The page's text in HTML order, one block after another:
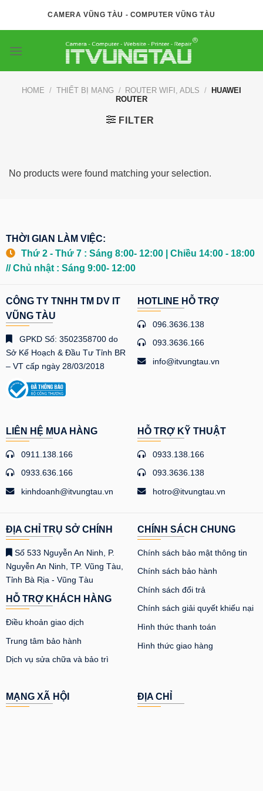
CAMERA VŨNG TÀU - COMPUTER VŨNG TÀU
HOME / THIẾT BỊ MẠNG / ROUTER WIFI, ADLS /
HUAWEI
ROUTER
FILTER
No products were found matching your selection.
THỜI GIAN LÀM VIỆC:
Thứ 2 - Thứ 7 : Sáng 8:00- 12:00 | Chiều 14:00 - 18:00
// Chủ nhật : Sáng 9:00- 12:00
CÔNG TY TNHH TM DV IT
VŨNG TÀU
GPKD Số: 3502358700 do
Sở Kế Hoạch & Đầu Tư Tỉnh BR
– VT cấp ngày 28/03/2018
HOTLINE HỖ TRỢ
096.3636.138
093.3636.166
info@itvungtau.vn
LIÊN HỆ MUA HÀNG
0911.138.166
0933.636.166
kinhdoanh@itvungtau.vn
HỖ TRỢ KỸ THUẬT
0933.138.166
093.3636.138
hotro@itvungtau.vn
ĐỊA CHỈ TRỤ SỞ CHÍNH
Số 533 Nguyễn An Ninh, P.
Nguyễn An Ninh, TP. Vũng Tàu,
Tỉnh Bà Rịa - Vũng Tàu
HỖ TRỢ KHÁCH HÀNG
Điều khoản giao dịch
Trung tâm bảo hành
Dịch vụ sửa chữa và bảo trì
CHÍNH SÁCH CHUNG
Chính sách bảo mật thông tin
Chính sách bảo hành
Chính sách đổi trả
Chính sách giải quyết khiếu nại
Hình thức thanh toán
Hình thức giao hàng
MẠNG XÃ HỘI ĐỊA CHỈ